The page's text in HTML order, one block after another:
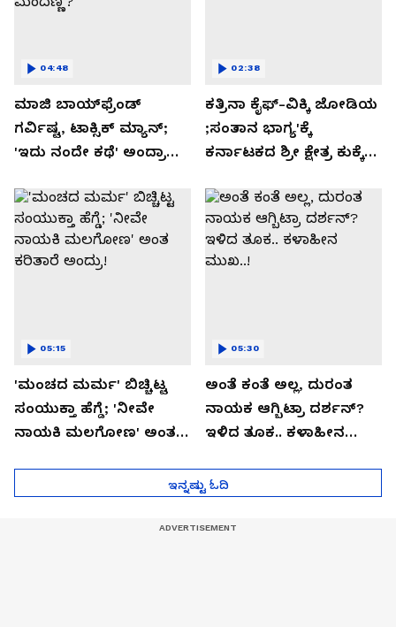
ಮಾಜಿ ಬಾಯ್‌ಫ್ರೆಂಡ್
ಗರ್ವಿಷ್ಟ, ಟಾಕ್ಸಿಕ್ ಮ್ಯಾನ್;
'ಇದು ನಂದೇ ಕಥೆ' ಅಂದ್ರಾ
ಮಂದಣ್ಣ?
04:48
ಕತ್ರಿನಾ ಕೈಫ್-ವಿಕ್ಕಿ ಜೋಡಿಯ
;ಸಂತಾನ ಭಾಗ್ಯ'ಕ್ಕೆ
ಕರ್ನಾಟಕದ ಶ್ರೀ ಕ್ಷೇತ್ರ ಕುಕ್ಕೆ
02:38
'ಮಂಚದ ಮರ್ಮ' ಬಿಚ್ಚಿಟ್ಟ
ಸಂಯುಕ್ತಾ ಹೆಗ್ಡೆ; 'ನೀವೇ
ನಾಯಕಿ ಮಲಗೋಣ' ಅಂತ
05:15
ಅಂತೆ ಕಂತೆ ಅಲ್ಲ, ದುರಂತ
ನಾಯಕ ಆಗ್ಬಿಟ್ರಾ ದರ್ಶನ್?
ಇಳಿದ ತೂಕ.. ಕಳಾಹೀನ
05:30
ಇನ್ನಷ್ಟು ಓದಿ